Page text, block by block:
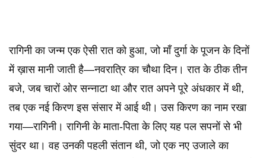
रागिनी का जन्म एक ऐसी रात को हुआ, जो माँ दुर्गा के पूजन के दिनों
में ख़ास मानी जाती है—नवरात्रि का चौथा दिन। रात के ठीक तीन
बजे, जब चारों ओर सन्नाटा था और रात अपने पूरे अंधकार में थी,
तब एक नई किरण इस संसार में आई थी। उस किरण का नाम रखा
गया—रागिनी। रागिनी के माता-पिता के लिए यह पल सपनों से भी
सुंदर था। वह उनकी पहली संतान थी, जो एक नए उजाले का